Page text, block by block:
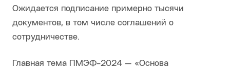
Ожидается подписание примерно тысячи
документов, в том числе соглашений о
сотрудничестве.
Главная тема ПМЭФ-2024 — «Основа